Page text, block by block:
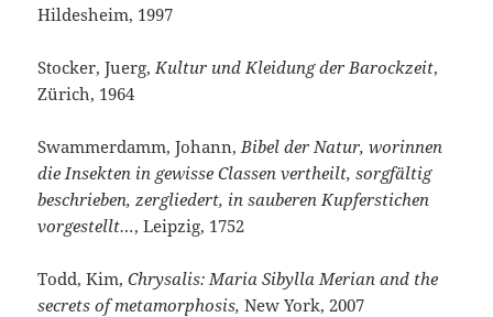
Hildesheim, 1997
Stocker, Juerg, Kultur und Kleidung der Barockzeit,
Zürich, 1964
Swammerdamm, Johann, Bibel der Natur, worinnen
die Insekten in gewisse Classen vertheilt, sorgfältig
beschrieben, zergliedert, in sauberen Kupferstichen
vorgestellt…, Leipzig, 1752
Todd, Kim,Chrysalis: Maria Sibylla Merian and the
secrets of metamorphosis,New York, 2007